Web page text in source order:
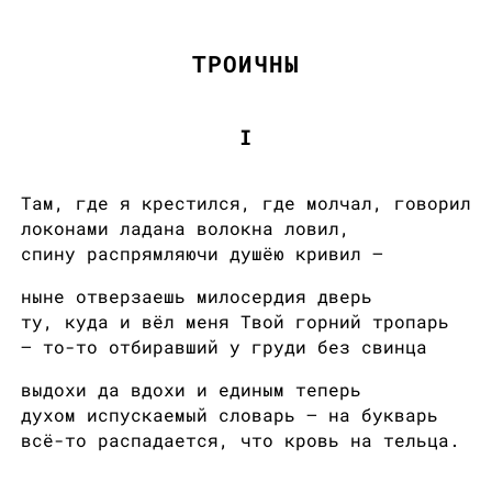
ТРОИЧНЫ
I
Там, где я крестился, где молчал, говорил
локонами ладана волокна ловил,
спину распрямляючи душёю кривил —
ныне отверзаешь милосердия дверь
ту, куда и вёл меня Твой горний тропарь
— то-то отбиравший у груди без свинца
выдохи да вдохи и единым теперь
духом испускаемый словарь — на букварь
всё-то распадается, что кровь на тельца.